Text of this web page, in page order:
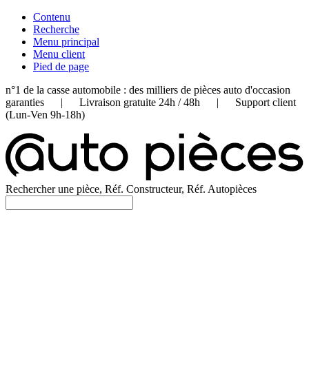
Contenu
Recherche
Menu principal
Menu client
Pied de page
n°1 de la casse automobile : des milliers de pièces auto d'occasion
garanties | Livraison gratuite 24h / 48h | Support client
(Lun-Ven 9h-18h)
Rechercher une pièce, Réf. Constructeur, Réf. Autopièces